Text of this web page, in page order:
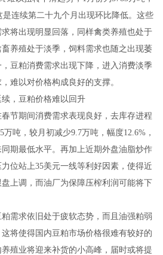
是连续第二十九个月出现环比降低。这些
将出现明显回落，同样禽类养殖也处于
养殖处于淡季，饲料需求也随之出现萎
豆粕消费需求出现下降，进入消费淡季
难以对价格构成良好的支撑。
，豆粕价格难以回升
期间消费需求表现良好，去库存进程
吨，较月初减少9.7万吨，幅度12.6%，
期最低水平。再加上近期外盘油脂炒作
位站上35美元一线等利好因素，使得近
上调，而油厂为保障压榨利润可能将下
需求依旧处于疲软态势，而且油强粕弱
将使得国内豆粕市场价格很难有较好的
殖业将迎来补货的小高峰，届时或将提